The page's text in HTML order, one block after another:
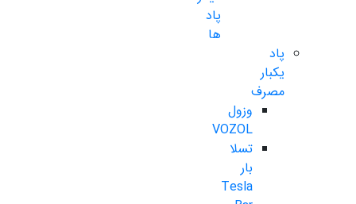
پاد
ها
پاد
یکبار
مصرف
وزول
VOZOL
تسلا
بار
Tesla